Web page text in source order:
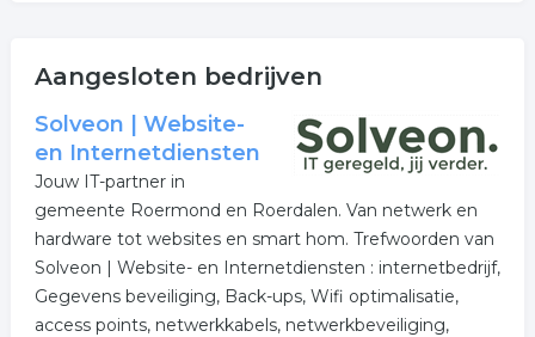
Aangesloten bedrijven
Solveon | Website-
en Internetdiensten
Jouw IT-partner in
gemeente Roermond en Roerdalen. Van netwerk en
hardware tot websites en smart hom. Trefwoorden van
Solveon | Website- en Internetdiensten : internetbedrijf,
Gegevens beveiliging, Back-ups, Wifi optimalisatie,
access points, netwerkkabels, netwerkbeveiliging,